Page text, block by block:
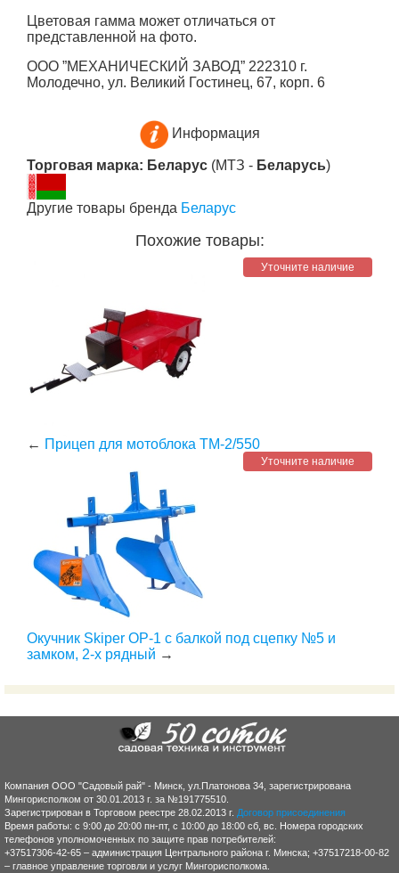
Цветовая гамма может отличаться от
представленной на фото.
ООО ”МЕХАНИЧЕСКИЙ ЗАВОД” 222310 г.
Молодечно, ул. Великий Гостинец, 67, корп. 6
Информация
Торговая марка: Беларус (МТЗ - Беларусь)
Другие товары бренда Беларус
Похожие товары:
Уточните наличие
← Прицеп для мотоблока ТМ-2/550
Уточните наличие
Окучник Skiper ОР-1 с балкой под сцепку №5 и
замком, 2-х рядный →
Компания ООО "Садовый рай" - Минск, ул.Платонова 34, зарегистрирована
Мингорисполком от 30.01.2013 г. за №191775510.
Зарегистрирован в Торговом реестре 28.02.2013 г. Договор присоединения
Время работы: с 9:00 до 20:00 пн-пт, с 10:00 до 18:00 сб, вс. Номера городских
телефонов уполномоченных по защите прав потребителей:
+37517306-42-65 – администрация Центрального района г. Минска; +37517218-00-82
– главное управление торговли и услуг Мингорисполкома.